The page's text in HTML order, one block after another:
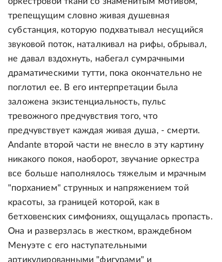
трепещущим словно живая душевная
субстанция, которую подхватывал несущийся
звуковой поток, наталкивал на рифы, обрывал,
не давал вздохнуть, набегал сумрачными
драматическими тутти, пока окончательно не
поглотил ее. В его интерпретации была
заложена экзистенциальность, пульс
тревожного предчувствия того, что
предчувствует каждая живая душа, - смерти.
Andante второй части не внесло в эту картину
никакого покоя, наоборот, звучание оркестра
все больше наполнялось тяжелым и мрачным
"порханием" струнных и напряжением той
красоты, за границей которой, как в
бетховенских симфониях, ощущалась пропасть.
Она и разверзлась в жестком, враждебном
Менуэте с его наступательными
артикулированными "фигурами" и